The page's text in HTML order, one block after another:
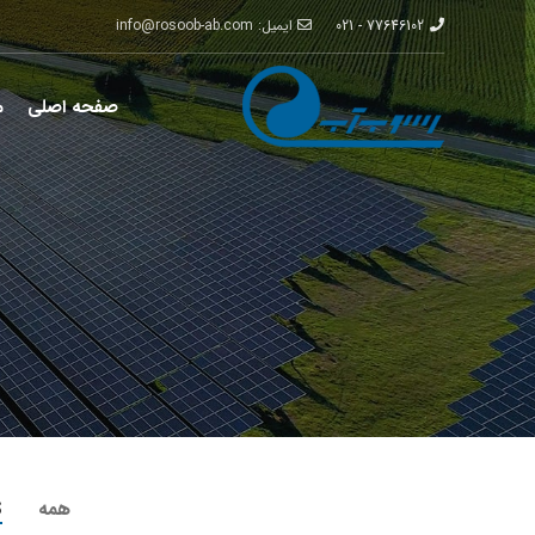
77646102 - 021 ایمیل: info@rosoob-ab.com
صفحه اصلی
همه